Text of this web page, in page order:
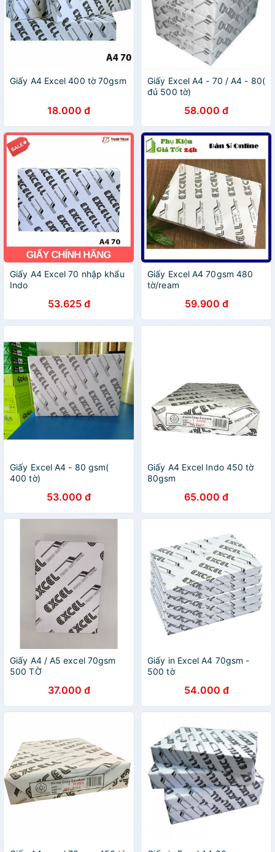
Giấy A4 Excel 400 tờ 70gsm
18.000 đ
Giấy Excel A4 - 70 / A4 - 80(
đủ 500 tờ)
58.000 đ
Giấy A4 Excel 70 nhập khẩu
Indo
53.625 đ
Giấy Excel A4 70gsm 480
tờ/ream
59.900 đ
Giấy Excel A4 - 80 gsm(
400 tờ)
53.000 đ
Giấy A4 Excel Indo 450 tờ
80gsm
65.000 đ
Giấy A4 / A5 excel 70gsm
500 TỜ
37.000 đ
Giấy in Excel A4 70gsm -
500 tờ
54.000 đ